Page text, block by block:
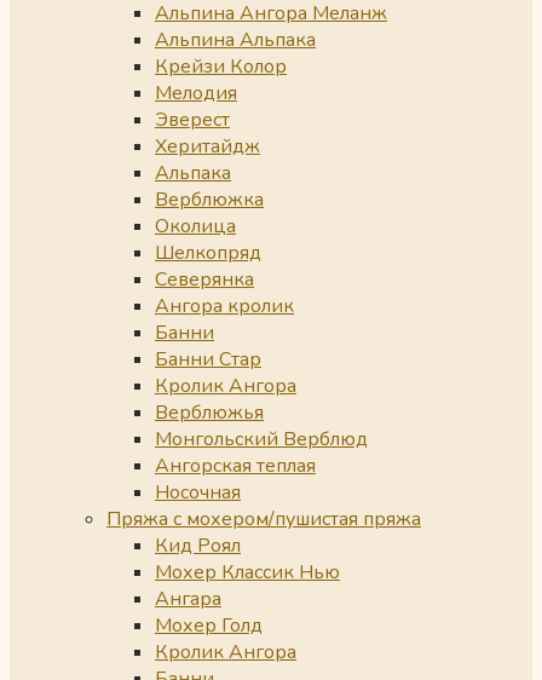
Альпина Ангора Меланж
Альпина Альпака
Крейзи Колор
Мелодия
Эверест
Херитайдж
Альпака
Верблюжка
Околица
Шелкопряд
Северянка
Ангора кролик
Банни
Банни Стар
Кролик Ангора
Верблюжья
Монгольский Верблюд
Ангорская теплая
Носочная
Пряжа с мохером/пушистая пряжа
Кид Роял
Мохер Классик Нью
Ангара
Мохер Голд
Кролик Ангора